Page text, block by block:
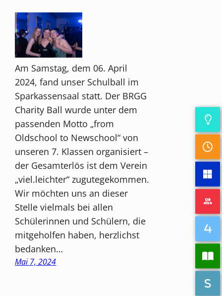
Am Samstag, dem 06. April
2024, fand unser Schulball im
Sparkassensaal statt. Der BRGG
Charity Ball wurde unter dem
passenden Motto „from
Oldschool to Newschool“ von
unseren 7. Klassen organisiert –
der Gesamterlös ist dem Verein
„viel.leichter“ zugutegekommen.
Wir möchten uns an dieser
Stelle vielmals bei allen
Schülerinnen und Schülern, die
mitgeholfen haben, herzlichst
bedanken…
Mai 7, 2024